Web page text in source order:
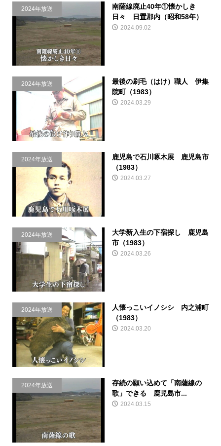
2024年放送
南薩線廃止40年①懐かしき
日々 日置郡内（昭和58年）
2024.09.02
2024年放送
最後の刷毛（はけ）職人 伊集
院町（1983）
2024.03.29
2024年放送
鹿児島で石川啄木展 鹿児島市
（1983）
2024.03.27
2024年放送
大学新入生の下宿探し 鹿児島
市（1983）
2024.03.26
2024年放送
人懐っこいイノシシ 内之浦町
（1983）
2024.03.20
2024年放送
存続の願い込めて「南薩線の
歌」できる 鹿児島市...
2024.03.15